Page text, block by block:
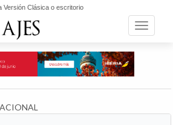
Versión Clásica o escritorio
Toggle